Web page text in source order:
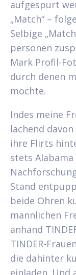
aufgespurt
„Match“ –
Selbige
personen
Mark Profil-
durch denen
mochte.
Indes meine
lachend
ihre Flirts
stets
Stand
beide Ohren
mannlichen
anhand
TINDER-
die dahinter
einladen. Und